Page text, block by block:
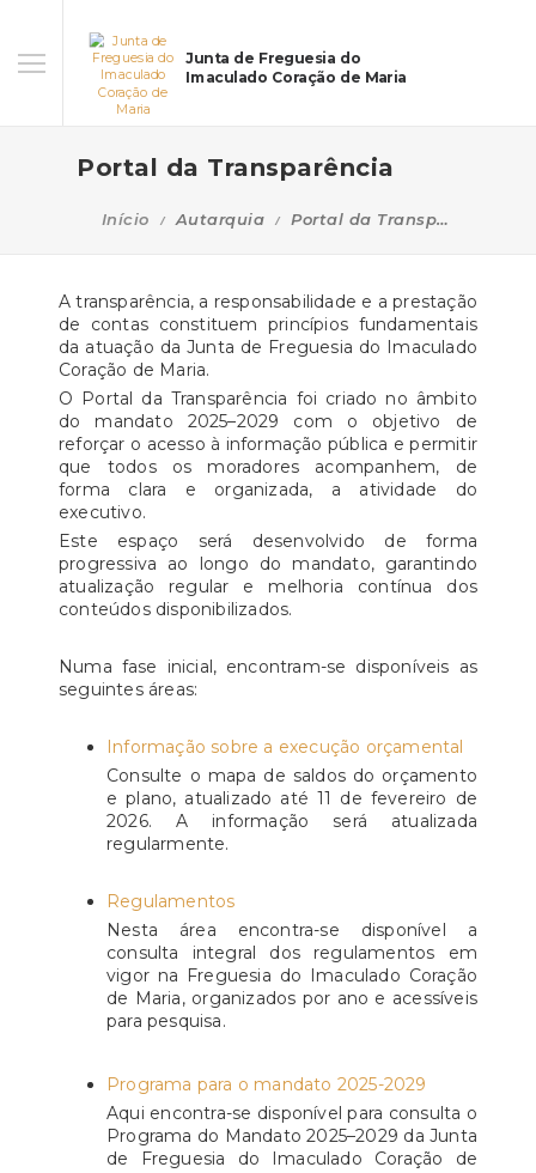
Junta de Freguesia do
Imaculado Coração de Maria
Portal da Transparência
Início Autarquia Portal da Transparência
A transparência, a responsabilidade e a prestação
de contas constituem princípios fundamentais
da atuação da Junta de Freguesia do Imaculado
Coração de Maria.
O Portal da Transparência foi criado no âmbito
do mandato 2025–2029 com o objetivo de
reforçar o acesso à informação pública e permitir
que todos os moradores acompanhem, de
forma clara e organizada, a atividade do
executivo.
Este espaço será desenvolvido de forma
progressiva ao longo do mandato, garantindo
atualização regular e melhoria contínua dos
conteúdos disponibilizados.
Numa fase inicial, encontram-se disponíveis as
seguintes áreas:
Informação sobre a execução orçamental
Consulte o mapa de saldos do orçamento
e plano, atualizado até 11 de fevereiro de
2026. A informação será atualizada
regularmente.
Regulamentos
Nesta área encontra-se disponível a
consulta integral dos regulamentos em
vigor na Freguesia do Imaculado Coração
de Maria, organizados por ano e acessíveis
para pesquisa.
Programa para o mandato 2025-2029
Aqui encontra-se disponível para consulta o
Programa do Mandato 2025–2029 da Junta
de Freguesia do Imaculado Coração de